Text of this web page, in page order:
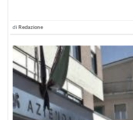
di Redazione